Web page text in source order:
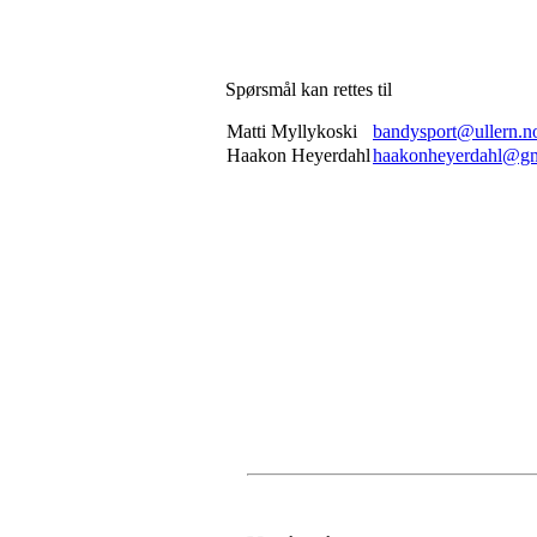
Spørsmål kan rettes til
Matti Myllykoski
Haakon Heyerdahl